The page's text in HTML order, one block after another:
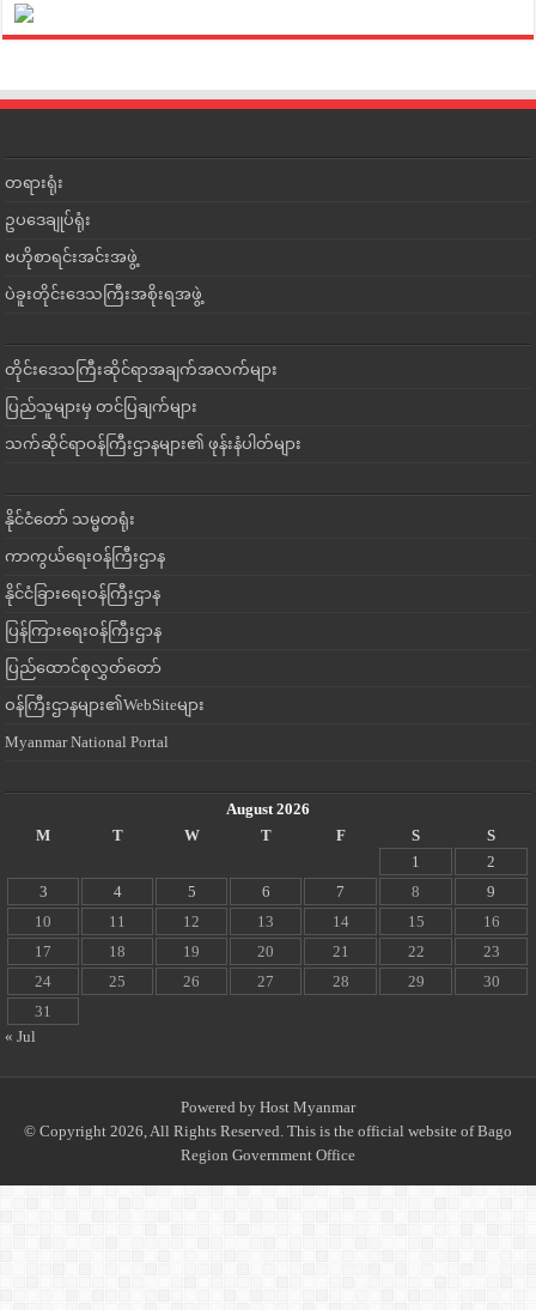
တရားရုံး
ဥပဒေချုပ်ရုံး
ဗဟိုစာရင်းအင်းအဖွဲ့
ပဲခူးတိုင်းဒေသကြီးအစိုးရအဖွဲ့
တိုင်းဒေသကြီးဆိုင်ရာအချက်အလက်များ
ပြည်သူများမှ တင်ပြချက်များ
သက်ဆိုင်ရာဝန်ကြီးဌာနများ၏ ဖုန်းနံပါတ်များ
နိုင်ငံတော် သမ္မတရုံး
ကာကွယ်ရေးဝန်ကြီးဌာန
နိုင်ငံခြားရေးဝန်ကြီးဌာန
ပြန်ကြားရေးဝန်ကြီးဌာန
ပြည်ထောင်စုလွှတ်တော်
ဝန်ကြီးဌာနများ၏WebSiteများ
Myanmar National Portal
August 2026
M
T W T F S
S
1
2
3
4 5 6 7 8
9
10
11 12 13 14 15
16
17
18 19 20 21 22
23
24
25 26 27 28 29
30
31
« Jul
Powered by Host Myanmar
© Copyright 2026, All Rights Reserved. This is the official website of Bago
Region Government Office